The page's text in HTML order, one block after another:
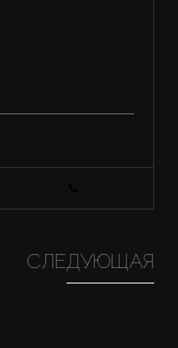
СЛЕДУЮЩАЯ